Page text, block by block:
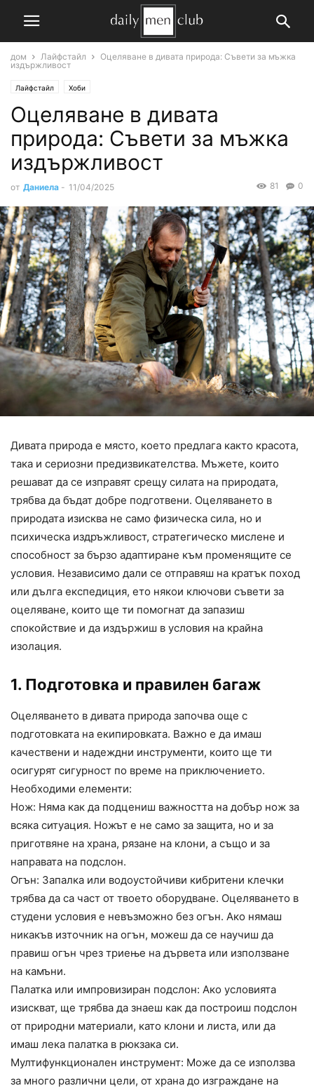
дом Лайфстайл
Оцеляване в дивата природа: Съвети за мъжка
издържливост
Лайфстайл Хоби
Оцеляване в дивата
природа: Съвети за мъжка
издържливост
от Даниела - 11/04/2025 0
81
Дивата природа е място, което предлага както красота,
така и сериозни предизвикателства. Мъжете, които
решават да се изправят срещу силата на природата,
трябва да бъдат добре подготвени. Оцеляването в
природата изисква не само физическа сила, но и
психическа издръжливост, стратегическо мислене и
способност за бързо адаптиране към променящите се
условия. Независимо дали се отправяш на кратък поход
или дълга експедиция, ето някои ключови съвети за
оцеляване, които ще ти помогнат да запазиш
спокойствие и да издържиш в условия на крайна
изолация.
1. Подготовка и правилен багаж
Оцеляването в дивата природа започва още с
подготовката на екипировката. Важно е да имаш
качествени и надеждни инструменти, които ще ти
осигурят сигурност по време на приключението.
Необходими елементи:
Нож: Няма как да подцениш важността на добър нож за
всяка ситуация. Ножът е не само за защита, но и за
приготвяне на храна, рязане на клони, а също и за
направата на подслон.
Огън: Запалка или водоустойчиви кибритени клечки
трябва да са част от твоето оборудване. Оцеляването в
студени условия е невъзможно без огън. Ако нямаш
никакъв източник на огън, можеш да се научиш да
правиш огън чрез триење на дървета или използване
на камъни.
Палатка или импровизиран подслон: Ако условията
изискват, ще трябва да знаеш как да построиш подслон
от природни материали, като клони и листа, или да
имаш лека палатка в рюкзака си.
Мултифункционален инструмент: Може да се използва
за много различни цели, от храна до изграждане на